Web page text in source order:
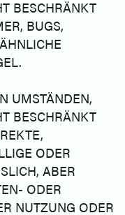
BESCHRÄNKT
BUGS,
UMSTÄNDEN,
BESCHRÄNKT
ODER
ABER
ODER
NUTZUNG ODER